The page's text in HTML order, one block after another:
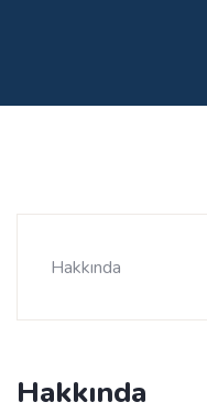
Hakkında
Hakkında